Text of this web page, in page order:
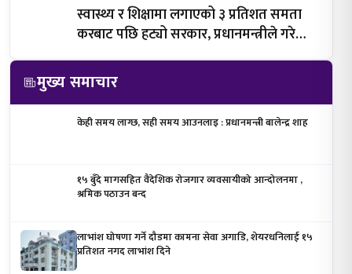
स्वास्थ्य र शिक्षामा लगाएको ३ प्रतिशत समता
करबाट पछि हट्यो सरकार, प्रधानमन्त्रीले गरे
घोषणा
मुख्य समाचार
केही समय लाग्छ, सही समय आउनलाइ : प्रधानमन्त्री बालेन्द्र शाह
१५ बुँदे मागसहित वैदेशिक रोजगार व्यवसायीको आन्दोलनमा ,
श्रमिक पठाउन बन्द
लाभांश घोषणा गर्ने दौडमा कामना सेवा अगाडि, शेयरधनिलाई १५
प्रतिशत नगद लाभांश दिने